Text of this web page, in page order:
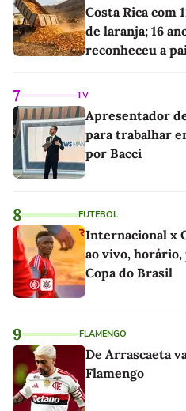
Costa Rica com
de laranja; 16
reconheceu a
7 TV
Apresentador
para trabalhar
por Bacci
8 FUTEBOL
Internacional x
ao vivo, horário,
Copa do Brasil
9 FLAMENGO
De Arrascaeta
Flamengo